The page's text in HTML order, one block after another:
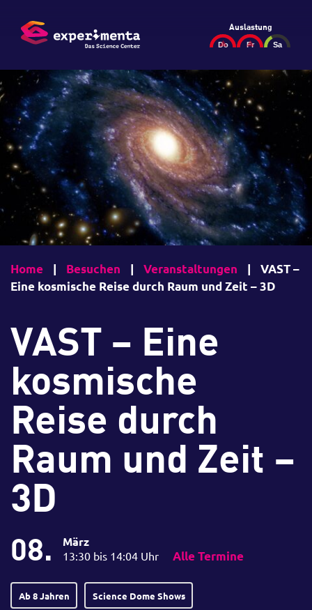
Auslastung
Home | Besuchen | Veranstaltungen |
VAST –
Eine kosmische Reise durch Raum und Zeit – 3D
VAST – Eine
kosmische
Reise durch
Raum und Zeit –
3D
08. März
13:30 bis 14:04 Uhr Alle Termine
Ab 8 Jahren Science Dome Shows